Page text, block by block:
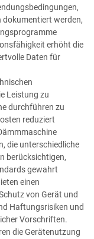
werden,
erhöht die
Daten für
Leistung zu
durchführen zu
reduziert
die unterschiedliche
berücksichtigen,
gewahrt
einen
von Gerät und
Haftungsrisiken und
Vorschriften.
die Gerätenutzung